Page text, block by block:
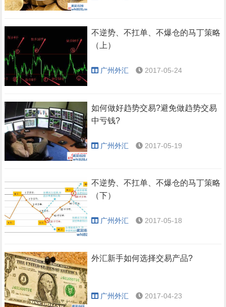
不逆势、不扛单、不爆仓的马丁策略
（上）
广州外汇 2017-05-24
如何做好趋势交易?避免做趋势交易
中亏钱?
广州外汇 2017-05-19
不逆势、不扛单、不爆仓的马丁策略
（下）
广州外汇 2017-05-18
外汇新手如何选择交易产品?
广州外汇 2017-04-23